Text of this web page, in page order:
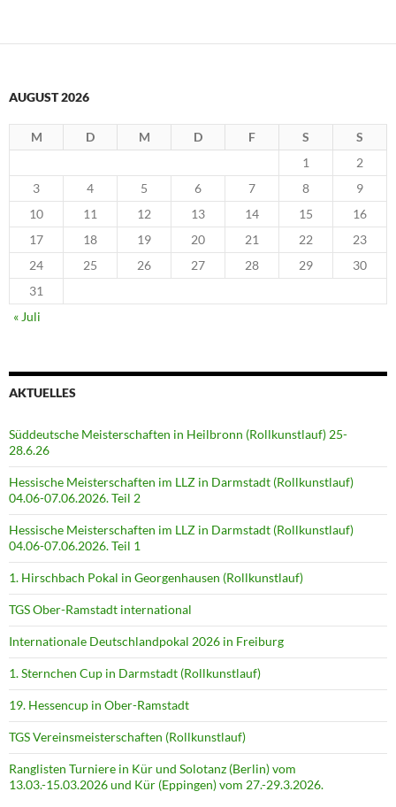
AUGUST 2026
M D M D F S
S
1
2
3
4 5 6 7 8
9
10
11 12 13 14 15
16
17
18 19 20 21 22
23
24
25 26 27 28 29
30
31
« Juli
AKTUELLES
Süddeutsche Meisterschaften in Heilbronn (Rollkunstlauf) 25-
28.6.26
Hessische Meisterschaften im LLZ in Darmstadt (Rollkunstlauf)
04.06-07.06.2026. Teil 2
Hessische Meisterschaften im LLZ in Darmstadt (Rollkunstlauf)
04.06-07.06.2026. Teil 1
1. Hirschbach Pokal in Georgenhausen (Rollkunstlauf)
TGS Ober-Ramstadt international
Internationale Deutschlandpokal 2026 in Freiburg
1. Sternchen Cup in Darmstadt (Rollkunstlauf)
19. Hessencup in Ober-Ramstadt
TGS Vereinsmeisterschaften (Rollkunstlauf)
Ranglisten Turniere in Kür und Solotanz (Berlin) vom
13.03.-15.03.2026 und Kür (Eppingen) vom 27.-29.3.2026.